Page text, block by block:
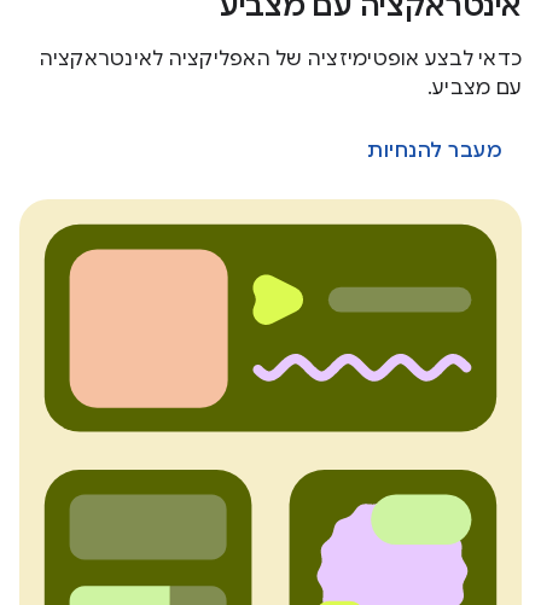
כדאי לבצע אופטימיזציה של האפליקציה לאינטראקציה
עם מצביע.
מעבר להנחיות